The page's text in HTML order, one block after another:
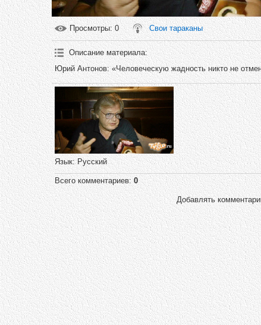
Просмотры: 0 Свои тараканы
Описание материала:
Юрий Антонов: «Человеческую жадность никто не
Язык: Русский
Всего комментариев:0
Добавлять